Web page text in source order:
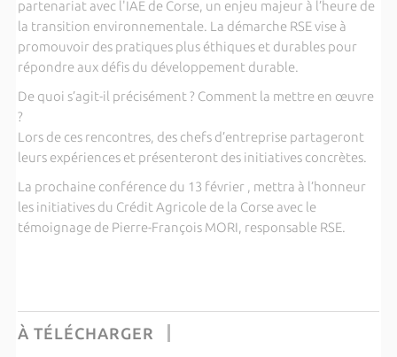
partenariat avec l'IAE de Corse, un enjeu majeur à l’heure de
la transition environnementale. La démarche RSE vise à
promouvoir des pratiques plus éthiques et durables pour
répondre aux défis du développement durable.
De quoi s’agit-il précisément ? Comment la mettre en œuvre
?
Lors de ces rencontres, des chefs d’entreprise partageront
leurs expériences et présenteront des initiatives concrètes.
La prochaine conférence du 13 février , mettra à l’honneur
les initiatives du Crédit Agricole de la Corse avec le
témoignage de Pierre-François MORI, responsable RSE.
À TÉLÉCHARGER